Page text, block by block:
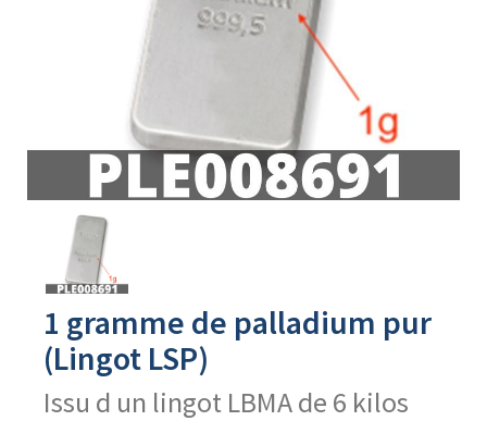
produit
1 gramme de palladium pur
(Lingot LSP)
Issu d un lingot LBMA de 6 kilos